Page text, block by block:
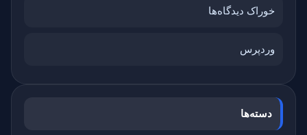
خوراک دیدگاه‌ها
وردپرس
دسته‌ها